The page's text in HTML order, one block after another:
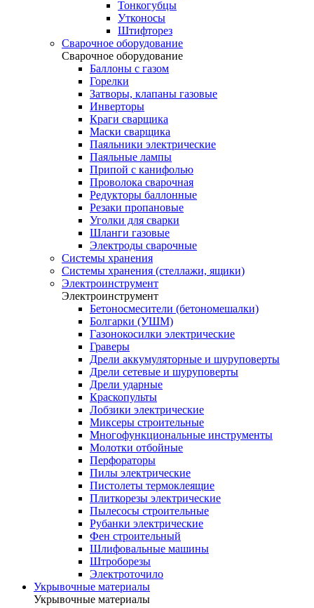
Тонкогубцы
Утконосы
Штифторез
Сварочное оборудование
Сварочное оборудование
Баллоны с газом
Горелки
Затворы, клапаны газовые
Инверторы
Краги сварщика
Маски сварщика
Паяльники электрические
Паяльные лампы
Припой с канифолью
Проволока сварочная
Редукторы баллонные
Резаки пропановые
Уголки для сварки
Шланги газовые
Электроды сварочные
Системы хранения
Системы хранения (стеллажи, ящики)
Электроинструмент
Электроинструмент
Бетоносмесители (бетономешалки)
Болгарки (УШМ)
Газонокосилки электрические
Граверы
Дрели аккумуляторные и шуруповерты
Дрели сетевые и шуруповерты
Дрели ударные
Краскопульты
Лобзики электрические
Миксеры строительные
Многофункциональные инструменты
Молотки отбойные
Перфораторы
Пилы электрические
Пистолеты термоклеящие
Плиткорезы электрические
Пылесосы строительные
Рубанки электрические
Фен строительный
Шлифовальные машины
Штроборезы
Электроточило
Укрывочные материалы
Укрывочные материалы